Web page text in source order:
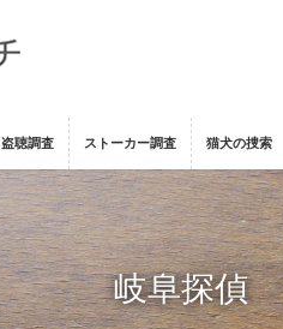
盗聴調査 ストーカー調査 猫犬の捜索
岐阜探偵